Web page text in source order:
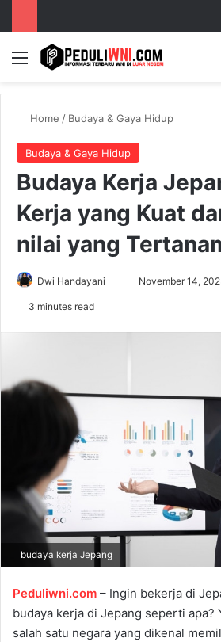
Menu
Home / Budaya & Gaya Hidup
Budaya & Gaya Hidup
Budaya Kerja
Kerja yang Kuat
nilai yang
Dwi Handayani
e
November 14,
3 minutes read
budaya kerja Jepang
Peduliwni.com – Ingin bekerja di
budaya kerja di Jepang seperti apa?
salah satu negara yang dikenal